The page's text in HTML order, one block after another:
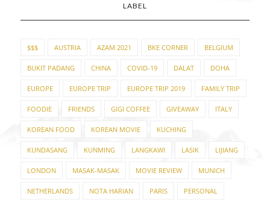
LABEL
$$$ AUSTRIA AZAM 2021 BKE CORNER BELGIUM
BUKIT PADANG CHINA COVID-19 DALAT DOHA
EUROPE EUROPE TRIP EUROPE TRIP 2019 FAMILY TRIP
FOODIE FRIENDS GIGI COFFEE GIVEAWAY ITALY
KOREAN FOOD KOREAN MOVIE KUCHING
KUNDASANG KUNMING LANGKAWI LASIK LIJIANG
LONDON MASAK-MASAK MOVIE REVIEW MUNICH
NETHERLANDS NOTA HARIAN PARIS PERSONAL